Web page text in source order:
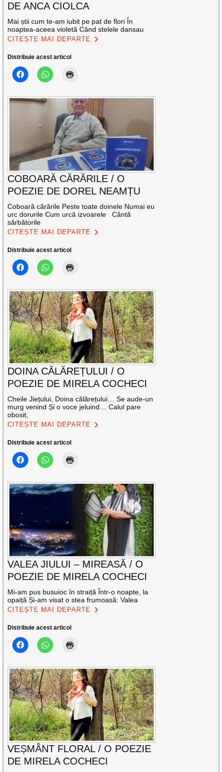
DE ANCA CIOLCA
Mai știi cum te-am iubit pe pat de flori În
noaptea-aceea violetă Când stelele dansau
CITEȘTE MAI DEPARTE
Distribuie acest articol
COBOARĂ CĂRĂRILE / O
POEZIE DE DOREL NEAMȚU
Coboară cărările Peste toate doinele Numai eu
urc dorurile Cum urcă izvoarele Cântă
sărbătorile
CITEȘTE MAI DEPARTE
Distribuie acest articol
DOINA CĂLĂREȚULUI / O
POEZIE DE MIRELA COCHECI
Cheile Jiețului, Doina călărețului… Se aude-un
murg venind Și o voce jeluind… Calul pare
obosit,
CITEȘTE MAI DEPARTE
Distribuie acest articol
VALEA JIULUI – MIREASĂ / O
POEZIE DE MIRELA COCHECI
Mi-am pus busuioc în straiță Într-o noapte, la
opaiță Și-am visat o stea frumoasă: Valea
CITEȘTE MAI DEPARTE
Distribuie acest articol
VEȘMÂNT FLORAL / O POEZIE
DE MIRELA COCHECI